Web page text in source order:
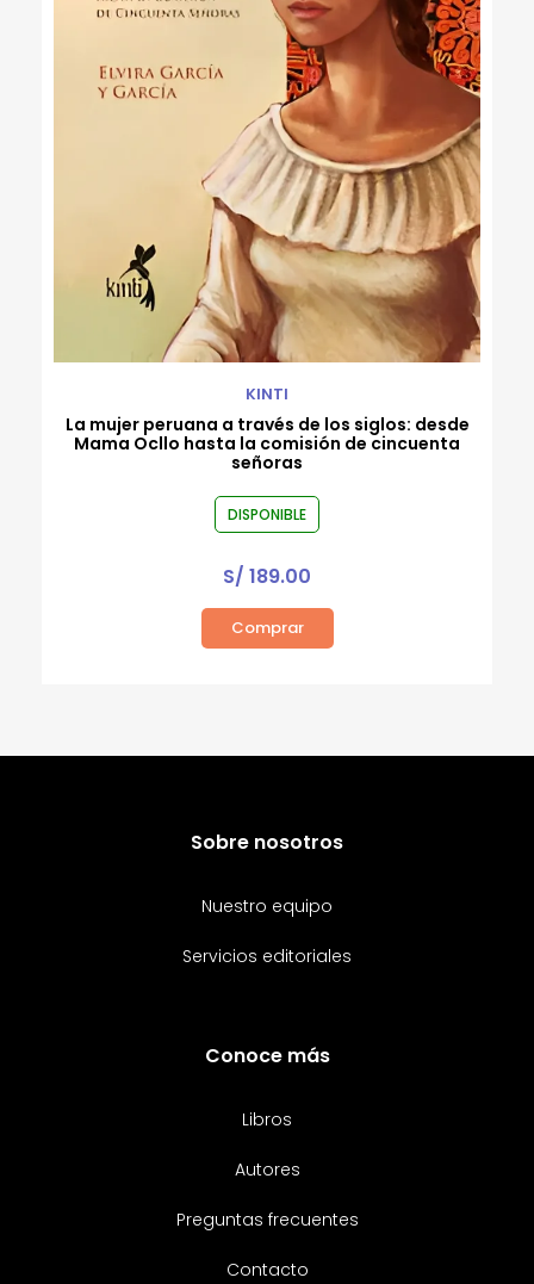
Rafael Flórez-Estrada
Roberto Bernui
Roberto Reyes Tarazona
Rodrigo Luque
Ronald Rivera Cachique
Valeria Venegas
Varios autores
KINTI
La mujer peruana a través de los siglos: desde
Mama Ocllo hasta la comisión de cincuenta
señoras
DISPONIBLE
S/ 189.00
Comprar
Sobre nosotros
Nuestro equipo
Servicios editoriales
Conoce más
Libros
Autores
Preguntas frecuentes
Contacto